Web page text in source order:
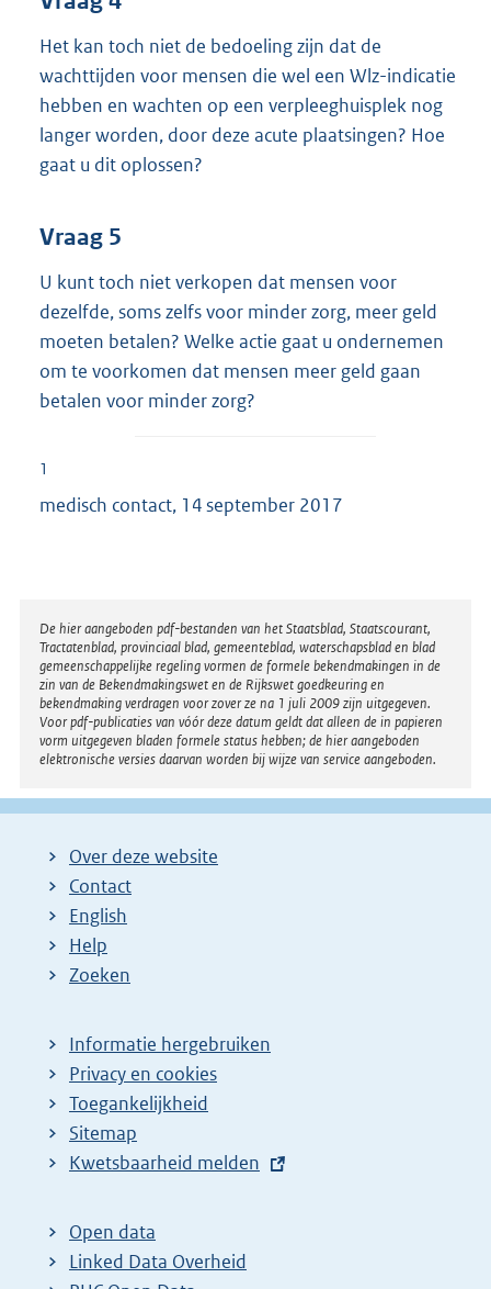
Het kan toch niet de bedoeling zijn dat de
wachttijden voor mensen die wel een Wlz-indicatie
hebben en wachten op een verpleeghuisplek nog
langer worden, door deze acute plaatsingen? Hoe
gaat u dit oplossen?
Vraag 5
U kunt toch niet verkopen dat mensen voor
dezelfde, soms zelfs voor minder zorg, meer geld
moeten betalen? Welke actie gaat u ondernemen
om te voorkomen dat mensen meer geld gaan
betalen voor minder zorg?
1
medisch contact, 14 september 2017
Disclaimer
De hier aangeboden pdf-bestanden van het Staatsblad, Staatscourant,
Tractatenblad, provinciaal blad, gemeenteblad, waterschapsblad en blad
gemeenschappelijke regeling vormen de formele bekendmakingen in de
zin van de Bekendmakingswet en de Rijkswet goedkeuring en
bekendmaking verdragen voor zover ze na 1 juli 2009 zijn uitgegeven.
Voor pdf-publicaties van vóór deze datum geldt dat alleen de in papieren
vorm uitgegeven bladen formele status hebben; de hier aangeboden
elektronische versies daarvan worden bij wijze van service aangeboden.
Over deze website
Contact
English
Help
Zoeken
Informatie hergebruiken
Privacy en cookies
Toegankelijkheid
Sitemap
E
t
e
r
Kwetsbaarheid melden
Open data
Linked Data Overheid